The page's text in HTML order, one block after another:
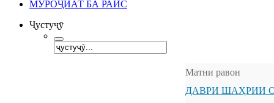
МУРОҶИАТ БА РАИС
Ҷустуҷӯ
Матни равон
ДАВРИ ШАҲРИИ